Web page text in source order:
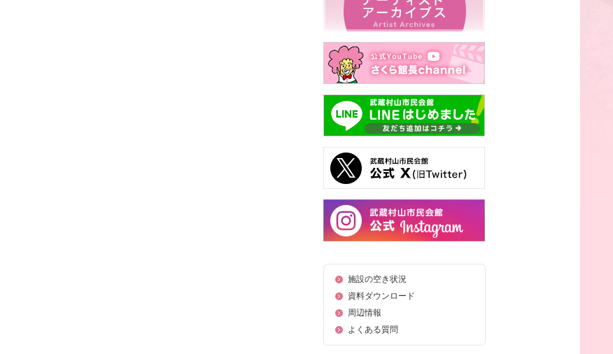
施設の空き状況
資料ダウンロード
周辺情報
よくある質問